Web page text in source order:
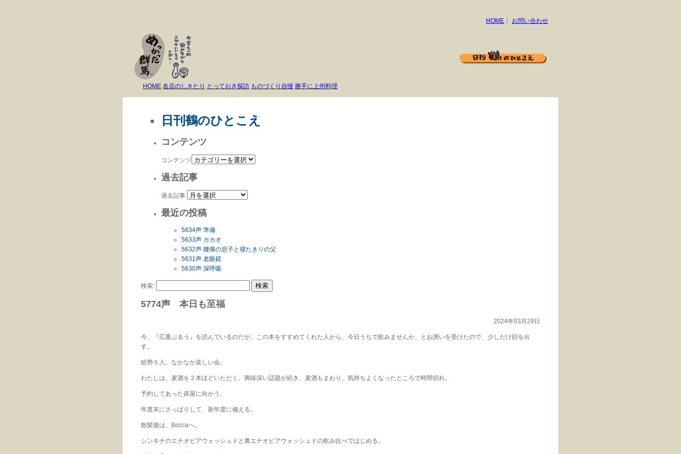
HOME お問い合わせ
HOME 名店のしきたり とっておき探訪 ものづくり自慢 勝手に上州料理
日刊鶴のひとこえ
コンテンツ
コンテンツ
過去記事
過去記事
最近の投稿
5634声 準備
5633声 カカオ
5632声 腰痛の息子と寝たきりの父
5631声 老眼鏡
5630声 深呼吸
検索:
5774声 本日も至福
2024年03月29日
今、『広重ぶるう』を読んでいるのだが、この本をすすめてくれた人から、今日うちで飲みませんか、とお誘いを受けたので、少しだけ顔を出
す。
総勢５人。なかなか楽しい会。
わたしは、麦酒を２本ほどいただく。興味深い話題が続き、麦酒もまわり、気持ちよくなったところで時間切れ。
予約してあった床屋に向かう。
年度末にさっぱりして、新年度に備える。
散髪後は、Boccaへ。
シンキチのエチオピアウォッシュドと裏エチオピアウォッシュドの飲み比べではじめる。